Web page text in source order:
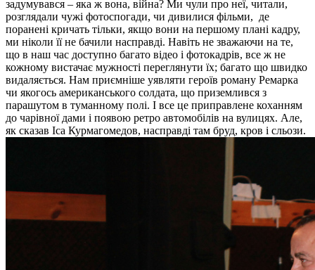
задумувався – яка ж вона, війна? Ми чули про неї, читали,
розглядали чужі фотоспогади, чи дивилися фільми, де
поранені кричать тільки, якщо вони на першому плані кадру,
ми ніколи її не бачили насправді. Навіть не зважаючи на те,
що в наш час доступно багато відео і фотокадрів, все ж не
кожному вистачає мужності переглянути їх; багато що швидко
видаляється. Нам приємніше уявляти героїв роману Ремарка
чи якогось американського солдата, що приземлився з
парашутом в туманному полі. І все це приправлене коханням
до чарівної дами і появою ретро автомобілів на вулицях. Але,
як сказав Іса Курмагомедов, насправді там бруд, кров і сльози.